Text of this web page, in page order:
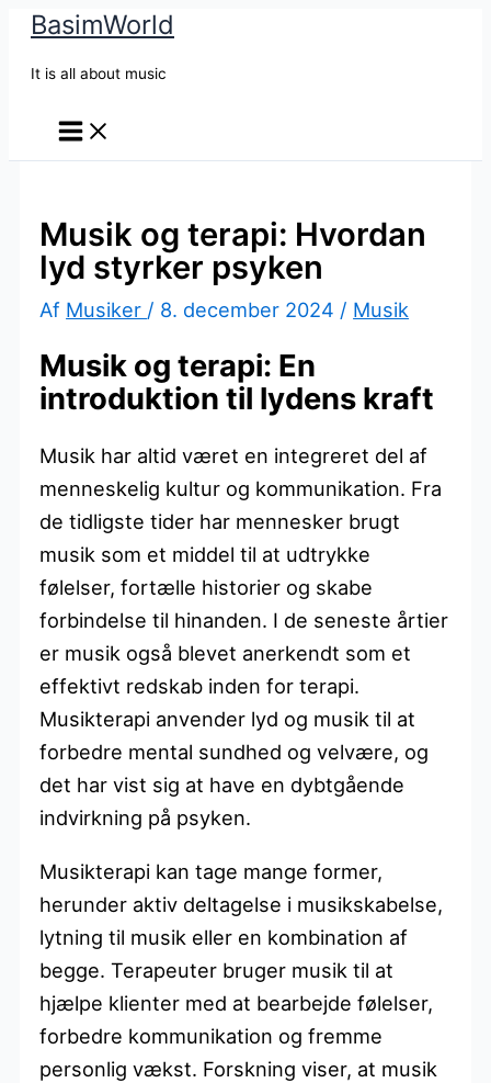
BasimWorld
It is all about music
Musik og terapi: Hvordan
lyd styrker psyken
Af Musiker / 8. december 2024 / Musik
Musik og terapi: En
introduktion til lydens kraft
Musik har altid været en integreret del af
menneskelig kultur og kommunikation. Fra
de tidligste tider har mennesker brugt
musik som et middel til at udtrykke
følelser, fortælle historier og skabe
forbindelse til hinanden. I de seneste årtier
er musik også blevet anerkendt som et
effektivt redskab inden for terapi.
Musikterapi anvender lyd og musik til at
forbedre mental sundhed og velvære, og
det har vist sig at have en dybtgående
indvirkning på psyken.
Musikterapi kan tage mange former,
herunder aktiv deltagelse i musikskabelse,
lytning til musik eller en kombination af
begge. Terapeuter bruger musik til at
hjælpe klienter med at bearbejde følelser,
forbedre kommunikation og fremme
personlig vækst. Forskning viser, at musik